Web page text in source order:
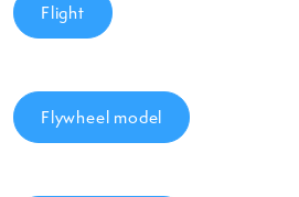
Flight
Flywheel model